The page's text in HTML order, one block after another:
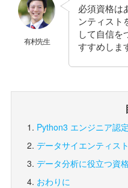
有村先生
必須資格は
ンティスト
して自信を
すすめしま
Python3 エンジニア認
データサイエンティス
データ分析に役立つ資
おわりに